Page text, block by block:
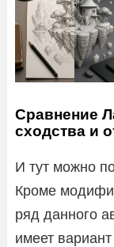
Сравнение
сходства и
И тут можно
Кроме
ряд данного
имеет